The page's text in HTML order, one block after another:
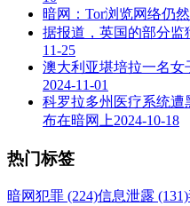
暗网：Tor浏览网络仍
据报道，英国的部分监
11-25
澳大利亚堪培拉一名
2024-11-01
科罗拉多州医疗系统
布在暗网上2024-10-18
热门标签
暗网犯罪 (224)信息泄露 (131)